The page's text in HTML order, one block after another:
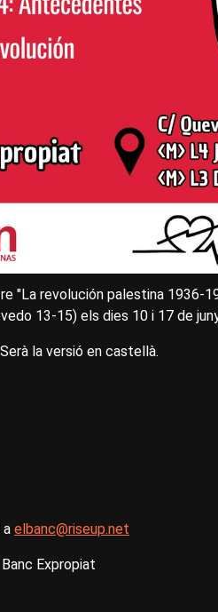
"La revolución palestina 1936-
13-15) els dies 10 i 17 de
la versió en castellà.
a elbanc@riseup.net
Expropiat